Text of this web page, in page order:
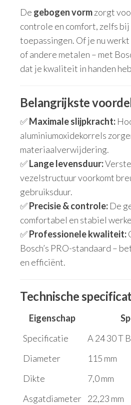
De gebogen vormzorgt
controle en comfort, zelfs
toepassingen. Of je nu
of andere metalen – met
dat je kwaliteit in handen
Belangrijkste
✅Maximale slijpkracht:
aluminiumoxidekorrels
materiaalverwijdering.
✅Lange levensduur:
vezelstructuur voorkomt
gebruiksduur.
✅Precisie & controle: De
comfortabel en stabiel
✅Professionele kwaliteit:
Bosch’s PRO-standaard –
en efficiënt.
Technische
Eigenschap
Specificatie
A 24 30 T
Diameter
115 mm
Dikte
7,0 mm
Asgatdiameter 22,23 mm